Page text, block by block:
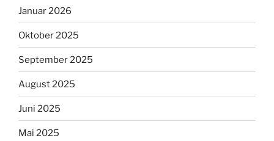
Januar 2026
Oktober 2025
September 2025
August 2025
Juni 2025
Mai 2025